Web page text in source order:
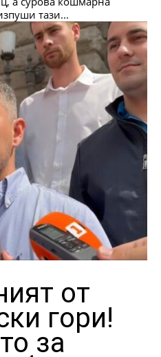
изпуши тази...
от
гори!
за